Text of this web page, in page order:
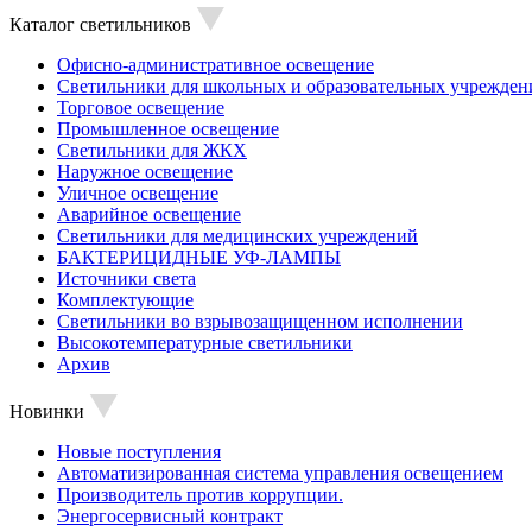
Каталог светильников
Офисно-административное освещение
Светильники для школьных и образовательных
Торговое освещение
Промышленное освещение
Светильники для ЖКХ
Наружное освещение
Уличное освещение
Аварийное освещение
Светильники для медицинских учреждений
БАКТЕРИЦИДНЫЕ УФ-ЛАМПЫ
Источники света
Комплектующие
Светильники во взрывозащищенном исполнении
Высокотемпературные светильники
Архив
Новинки
Новые поступления
Автоматизированная система управления освещением
Производитель против коррупции.
Энергосервисный контракт